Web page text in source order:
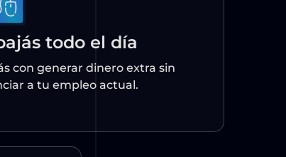
todo el día
con generar dinero extra sin
a tu empleo actual.